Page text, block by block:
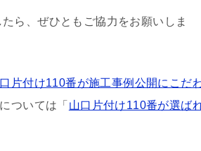
ら、ぜひともご協力をお願いしま
片付け110番が施工事例公開にこだ
ついては「 山口片付け110番が選ば